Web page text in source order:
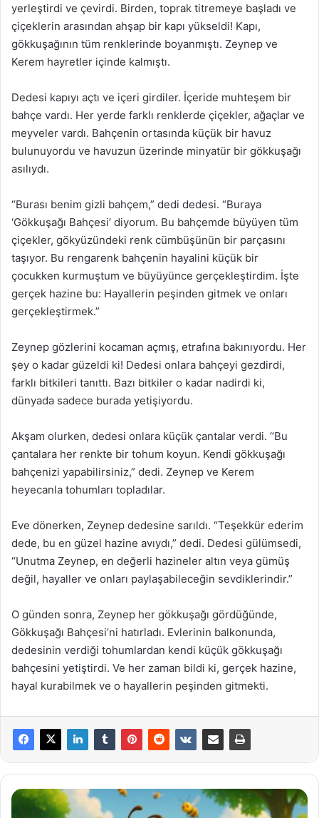
yerleştirdi ve çevirdi. Birden, toprak titremeye başladı ve
çiçeklerin arasından ahşap bir kapı yükseldi! Kapı,
gökkuşağının tüm renklerinde boyanmıştı. Zeynep ve
Kerem hayretler içinde kalmıştı.
Dedesi kapıyı açtı ve içeri girdiler. İçeride muhteşem bir
bahçe vardı. Her yerde farklı renklerde çiçekler, ağaçlar ve
meyveler vardı. Bahçenin ortasında küçük bir havuz
bulunuyordu ve havuzun üzerinde minyatür bir gökkuşağı
asılıydı.
“Burası benim gizli bahçem,” dedi dedesi. “Buraya
‘Gökkuşağı Bahçesi’ diyorum. Bu bahçemde büyüyen tüm
çiçekler, gökyüzündeki renk cümbüşünün bir parçasını
taşıyor. Bu rengarenk bahçenin hayalini küçük bir
çocukken kurmuştum ve büyüyünce gerçekleştirdim. İşte
gerçek hazine bu: Hayallerin peşinden gitmek ve onları
gerçekleştirmek.”
Zeynep gözlerini kocaman açmış, etrafına bakınıyordu. Her
şey o kadar güzeldi ki! Dedesi onlara bahçeyi gezdirdi,
farklı bitkileri tanıttı. Bazı bitkiler o kadar nadirdi ki,
dünyada sadece burada yetişiyordu.
Akşam olurken, dedesi onlara küçük çantalar verdi. “Bu
çantalara her renkte bir tohum koyun. Kendi gökkuşağı
bahçenizi yapabilirsiniz,” dedi. Zeynep ve Kerem
heyecanla tohumları topladılar.
Eve dönerken, Zeynep dedesine sarıldı. “Teşekkür ederim
dede, bu en güzel hazine avıydı,” dedi. Dedesi gülümsedi,
“Unutma Zeynep, en değerli hazineler altın veya gümüş
değil, hayaller ve onları paylaşabileceğin sevdiklerindir.”
O günden sonra, Zeynep her gökkuşağı gördüğünde,
Gökkuşağı Bahçesi’ni hatırladı. Evlerinin balkonunda,
dedesinin verdiği tohumlardan kendi küçük gökkuşağı
bahçesini yetiştirdi. Ve her zaman bildi ki, gerçek hazine,
hayal kurabilmek ve o hayallerin peşinden gitmekti.
Küçük